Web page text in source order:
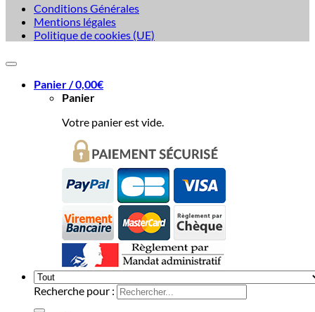
Conditions Générales
Mentions légales
Politique de cookies (UE)
Panier /0,00€
Panier
Votre panier est vide.
Recherche pour :